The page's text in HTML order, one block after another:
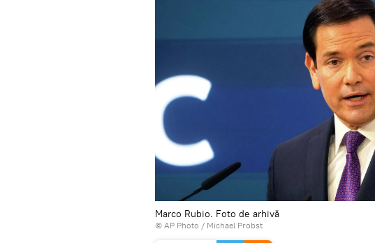
Marco Rubio. Foto de arhivă
© AP Photo / Michael Probst